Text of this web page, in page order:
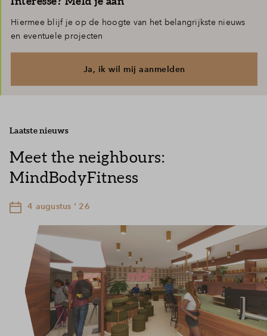
Hiermee blijf je op de hoogte van het belangrijkste nieuws
en eventuele projecten
Ja, ik wil mij aanmelden
Laatste nieuws
Meet the neighbours:
MindBodyFitness
4 augustus ' 26